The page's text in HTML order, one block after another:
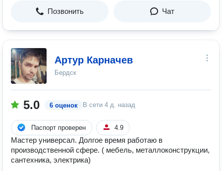
Позвонить Чат
Артур Карначев
Бердск
5.0 6 оценок В сети 4 д. назад
Паспорт проверен 4.9
Мастер универсал. Долгое время работаю в
производственной сфере. ( мебель, металлоконструкции,
сантехника, электрика)